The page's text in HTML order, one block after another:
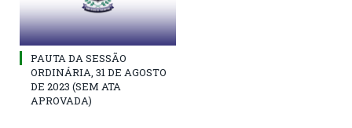
PAUTA DA SESSÃO
ORDINÁRIA, 31 DE AGOSTO
DE 2023 (SEM ATA
APROVADA)